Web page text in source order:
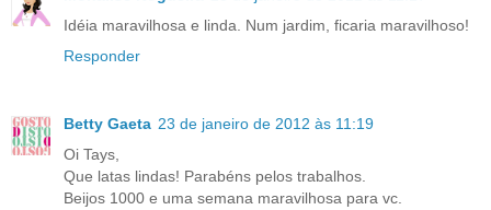
Idéia maravilhosa e linda. Num jardim, ficaria maravilhoso!
Responder
Betty Gaeta 23 de janeiro de 2012 às 11:19
Oi Tays,
Que latas lindas! Parabéns pelos trabalhos.
Beijos 1000 e uma semana maravilhosa para vc.